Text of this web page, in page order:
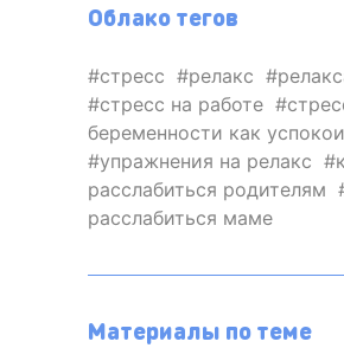
Облако тегов
стресс релакс
стресс на работе
беременности как
упражнения на релакс
расслабиться родителям
расслабиться маме
Материалы по теме